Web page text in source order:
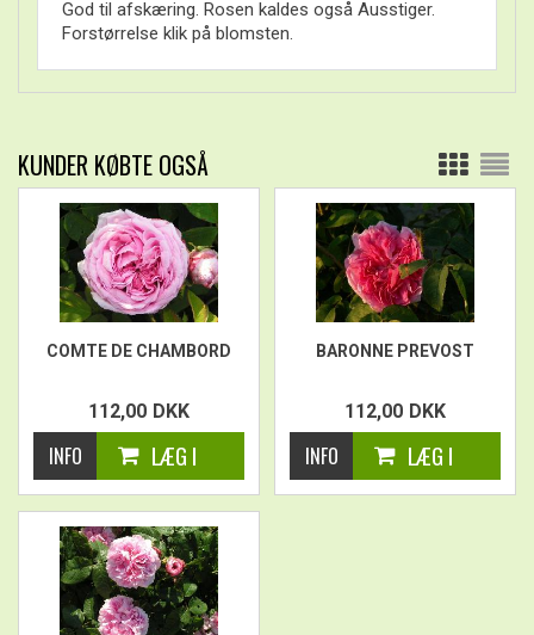
God til afskæring. Rosen kaldes også Ausstiger.
Forstørrelse klik på blomsten.
KUNDER KØBTE OGSÅ
COMTE DE CHAMBORD
112,00 DKK
BARONNE PREVOST
112,00 DKK